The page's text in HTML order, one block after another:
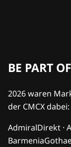
BE PART
2026 waren
der CMCX dabei:
AdmiralDirekt ·